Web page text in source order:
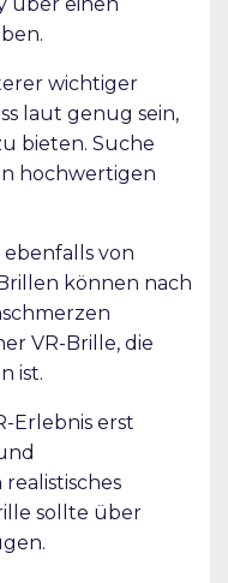
wichtiger
laut genug sein,
bieten. Suche
hochwertigen
ebenfalls von
können nach
VR-Brille, die
ist.
Erlebnis erst
sollte über